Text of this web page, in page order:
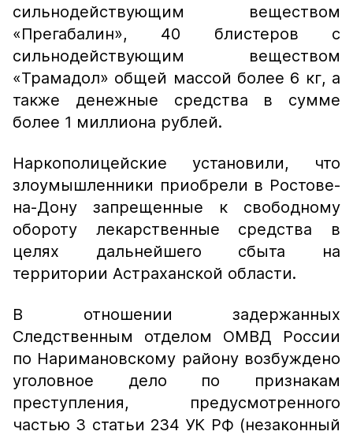
сильнодействующим веществом
«Прегабалин», 40 блистеров с
сильнодействующим веществом
«Трамадол» общей массой более 6 кг, а
также денежные средства в сумме
более 1 миллиона рублей.
Наркополицейские установили, что
злоумышленники приобрели в Ростове-
на-Дону запрещенные к свободному
обороту лекарственные средства в
целях дальнейшего сбыта на
территории Астраханской области.
В отношении задержанных
Следственным отделом ОМВД России
по Наримановскому району возбуждено
уголовное дело по признакам
преступления, предусмотренного
частью 3 статьи 234 УК РФ (незаконный